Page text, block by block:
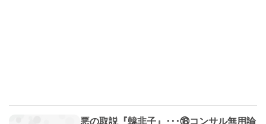
悪の取説『韓非子』･･･⑱コンサル無用論